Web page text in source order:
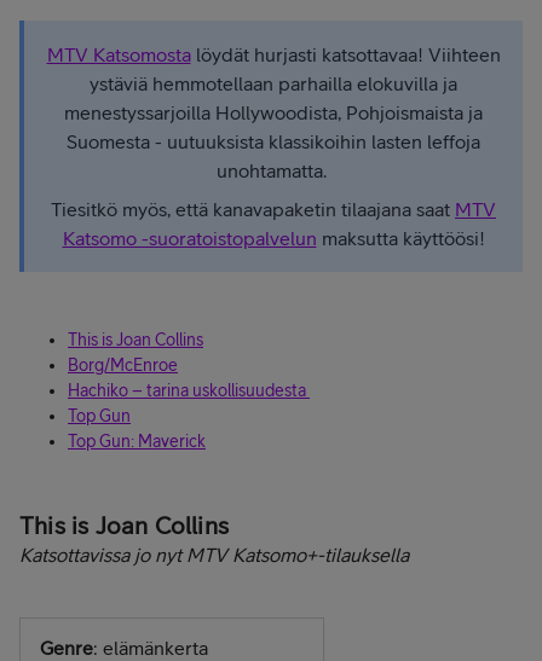
MTV Katsomostalöydät hurjasti katsottavaa! Viihteen
ystäviä hemmotellaan parhailla elokuvilla ja
menestyssarjoilla Hollywoodista, Pohjoismaista ja
Suomesta - uutuuksista klassikoihin lasten leffoja
unohtamatta.
Tiesitkö myös, että kanavapaketin tilaajana saat MTV
Katsomo -suoratoistopalvelun maksutta käyttöösi!
This is Joan Collins
Borg/McEnroe
Hachiko – tarina uskollisuudesta
Top Gun
Top Gun: Maverick​​​​​​​
This is Joan Collins
Katsottavissa jo nyt MTV Katsomo+-tilauksella
Genre: elämänkerta